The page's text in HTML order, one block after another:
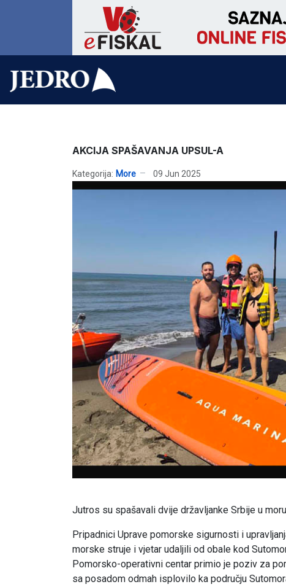
AKCIJA SPAŠAVANJA UPSUL-A
Kategorija: More 09 Jun 2025
Jutros su spašavali dvije državljanke Srbije u
Pripadnici Uprave pomorske sigurnosti i
morske struje i vjetar udaljili od obale kod
Pomorsko-operativni centar primio je poziv za
sa posadom odmah isplovilo ka području